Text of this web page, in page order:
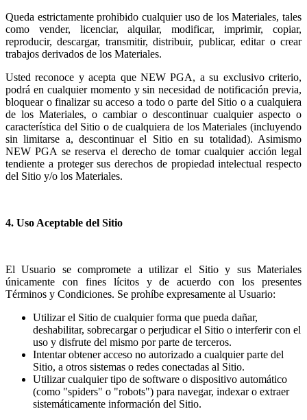
Queda estrictamente prohibido cualquier uso de los Materiales, tales
como vender, licenciar, alquilar, modificar, imprimir, copiar,
reproducir, descargar, transmitir, distribuir, publicar, editar o crear
trabajos derivados de los Materiales.
Usted reconoce y acepta que NEW PGA, a su exclusivo criterio,
podrá en cualquier momento y sin necesidad de notificación previa,
bloquear o finalizar su acceso a todo o parte del Sitio o a cualquiera
de los Materiales, o cambiar o descontinuar cualquier aspecto o
característica del Sitio o de cualquiera de los Materiales (incluyendo
sin limitarse a, descontinuar el Sitio en su totalidad). Asimismo
NEW PGA se reserva el derecho de tomar cualquier acción legal
tendiente a proteger sus derechos de propiedad intelectual respecto
del Sitio y/o los Materiales.
4. Uso Aceptable del Sitio
El Usuario se compromete a utilizar el Sitio y sus Materiales
únicamente con fines lícitos y de acuerdo con los presentes
Términos y Condiciones. Se prohíbe expresamente al Usuario:
Utilizar el Sitio de cualquier forma que pueda dañar,
deshabilitar, sobrecargar o perjudicar el Sitio o interferir con el
uso y disfrute del mismo por parte de terceros.
Intentar obtener acceso no autorizado a cualquier parte del
Sitio, a otros sistemas o redes conectadas al Sitio.
Utilizar cualquier tipo de software o dispositivo automático
(como "spiders" o "robots") para navegar, indexar o extraer
sistemáticamente información del Sitio.